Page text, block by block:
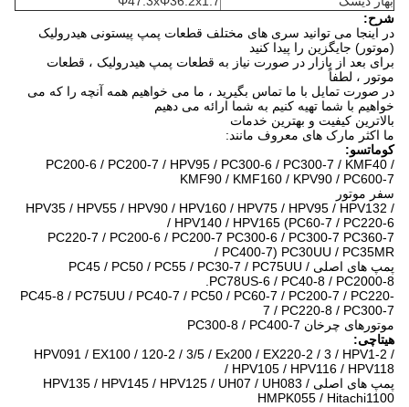
شرح:
در اینجا می توانید سری های مختلف قطعات پمپ پیستونی هیدرولیک
(موتور) جایگزین را پیدا کنید
برای بعد از بازار در صورت نیاز به قطعات پمپ هیدرولیک ، قطعات
موتور ، لطفاً
در صورت تمایل با ما تماس بگیرید ، ما می خواهیم همه آنچه را که می
خواهیم با شما تهیه کنیم به شما ارائه می دهیم
بالاترین کیفیت و بهترین خدمات
ما اکثر مارک های معروف مانند:
کوماتسو:
PC200-6 / PC200-7 / HPV95 / PC300-6 / PC300-7 / KMF40 /
KMF90 / KMF160 / KPV90 / PC600-7
سفر موتور
HPV35 / HPV55 / HPV90 / HPV160 / HPV75 / HPV95 / HPV132 /
HPV140 / HPV165 (PC60-7 / PC220-6 /
PC220-7 / PC200-6 / PC200-7 PC300-6 / PC300-7 PC360-7
PC400-7) PC30UU / PC35MR /
پمپ های اصلی PC45 / PC50 / PC55 / PC30-7 / PC75UU /
PC78US-6 / PC40-8 / PC2000-8.
PC45-8 / PC75UU / PC40-7 / PC50 / PC60-7 / PC200-7 / PC220-
7 / PC220-8 / PC300-7
موتورهای چرخان PC300-8 / PC400-7
هیتاچی:
HPV091 / EX100 / 120-2 / 3/5 / Ex200 / EX220-2 / 3 / HPV1-2 /
HPV105 / HPV116 / HPV118 /
پمپ های اصلی HPV135 / HPV145 / HPV125 / UH07 / UH083 /
HMPK055 / Hitachi1100